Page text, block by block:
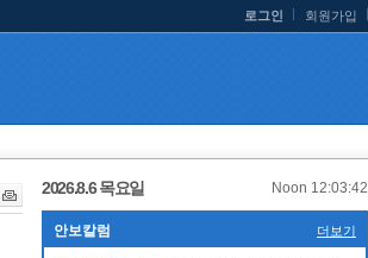
로그인 회원가입
2026.8.6 목요일 Noon 12:03:43
안보칼럼 더보기